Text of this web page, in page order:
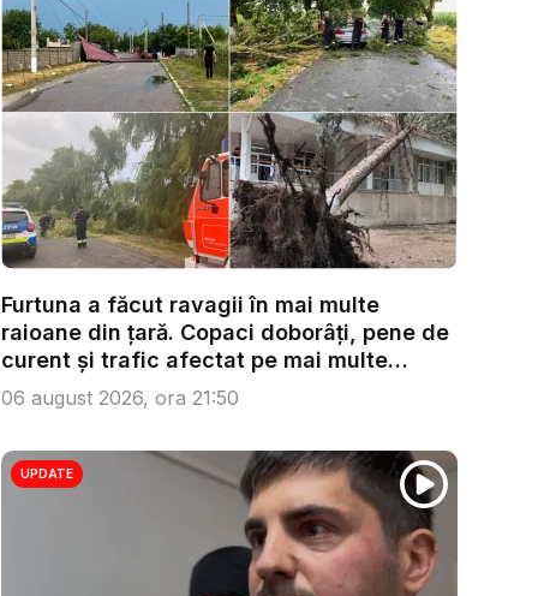
Furtuna a făcut ravagii în mai multe
raioane din țară. Copaci doborâți, pene de
curent și trafic afectat pe mai multe
trase...
06 august 2026, ora 21:50
UPDATE